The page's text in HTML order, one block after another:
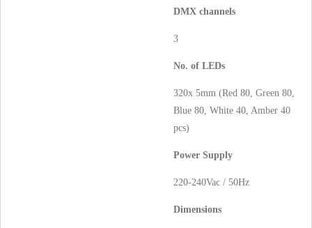
DMX channels
3
No. of LEDs
320x 5mm (Red 80, Green 80,
Blue 80, White 40, Amber 40
pcs)
Power Supply
220-240Vac / 50Hz
Dimensions